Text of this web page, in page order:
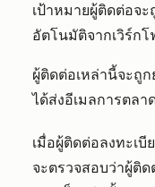
เป้าหมายผู้ติดต่อจะ
อัตโนมัติจากเวิร์กโ
ผู้ติดต่อเหล่านี้จะถูก
ได้ส่งอีเมลการตลา
เมื่อผู้ติดต่อลงทะเบี
จะตรวจสอบว่าผู้ติ